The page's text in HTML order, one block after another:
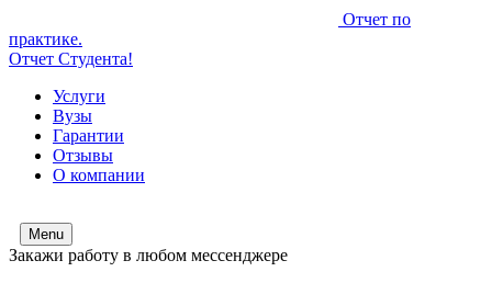
Отчет по
практике.
Отчет Студента!
Услуги
Вузы
Гарантии
Отзывы
О компании
Menu
Закажи работу в любом мессенджере